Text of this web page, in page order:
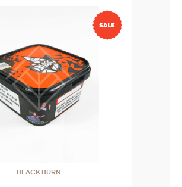
BLACK BURN